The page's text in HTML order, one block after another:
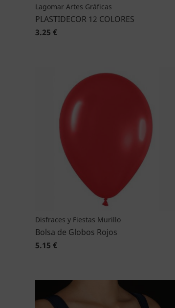
Lagomar Artes Gráficas
PLASTIDECOR 12 COLORES
3.25 €
Disfraces y Fiestas Murillo
Bolsa de Globos Rojos
5.15 €